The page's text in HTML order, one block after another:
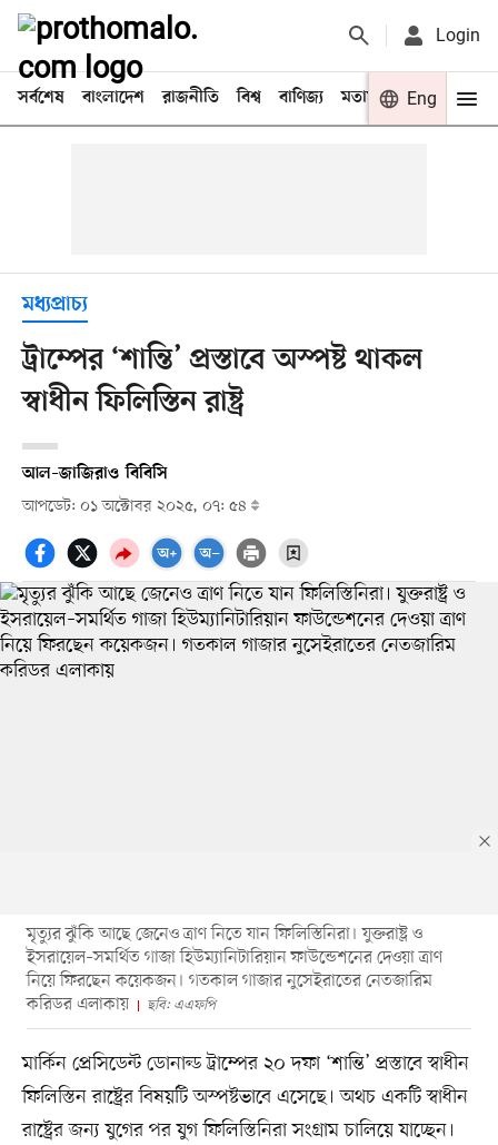
Login
সর্বশেষ বাংলাদেশ রাজনীতি বিশ্ব বাণিজ্য মতামত খেলা
Eng
মধ্যপ্রাচ্য
ট্রাম্পের ‘শান্তি’ প্রস্তাবে অস্পষ্ট থাকল
স্বাধীন ফিলিস্তিন রাষ্ট্র
আল–জাজিরাও বিবিসি
আপডেট: ০১ অক্টোবর ২০২৫, ০৭: ৫৪
মৃত্যুর ঝুঁকি আছে জেনেও ত্রাণ নিতে যান ফিলিস্তিনিরা। যুক্তরাষ্ট্র ও
ইসরায়েল–সমর্থিত গাজা হিউম্যানিটারিয়ান ফাউন্ডেশনের দেওয়া ত্রাণ
নিয়ে ফিরছেন কয়েকজন। গতকাল গাজার নুসেইরাতের নেতজারিম
করিডর এলাকায়
ছবি: এএফপি
মার্কিন প্রেসিডেন্ট ডোনাল্ড ট্রাম্পের ২০ দফা ‘শান্তি’ প্রস্তাবে স্বাধীন
ফিলিস্তিন রাষ্ট্রের বিষয়টি অস্পষ্টভাবে এসেছে। অথচ একটি স্বাধীন
রাষ্ট্রের জন্য যুগের পর যুগ ফিলিস্তিনিরা সংগ্রাম চালিয়ে যাচ্ছেন।